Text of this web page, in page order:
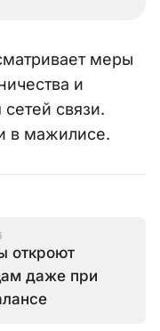
меры
и
связи.
в мажилисе.
откроют
даже при